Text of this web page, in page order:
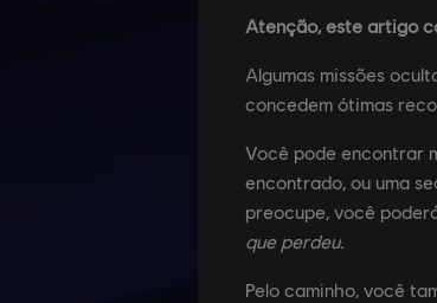
Atenção, este artigo
Algumas missões
concedem ótimas
Você pode encontrar
encontrado, ou uma
preocupe, você
que perdeu.
Pelo caminho, você